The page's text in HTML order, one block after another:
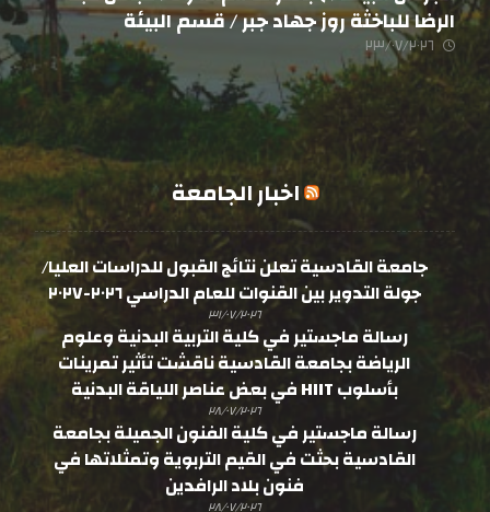
الرضا للباخثة روز جهاد جبر / قسم البيئة
٢٣/٠٧/٢٠٢٦
اخبار الجامعة
جامعة القادسية تعلن نتائج القبول للدراسات العليا/
جولة التدوير بين القنوات للعام الدراسي ٢٠٢٦-٢٠٢٧
٣١/٠٧/٢٠٢٦
رسالة ماجستير في كلية التربية البدنية وعلوم
الرياضة بجامعة القادسية ناقشت تأثير تمرينات
بأسلوب HIIT في بعض عناصر اللياقة البدنية
٢٨/٠٧/٢٠٢٦
رسالة ماجستير في كلية الفنون الجميلة بجامعة
القادسية بحثت في القيم التربوية وتمثلاتها في
فنون بلاد الرافدين
٢٨/٠٧/٢٠٢٦